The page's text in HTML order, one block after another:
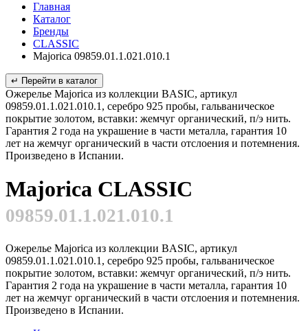
Главная
Каталог
Бренды
CLASSIC
Majorica 09859.01.1.021.010.1
↵ Перейти в каталог
Ожерелье Majorica из коллекции BASIC, артикул
09859.01.1.021.010.1, серебро 925 пробы, гальваническое
покрытие золотом, вставки: жемчуг органический, п/э нить.
Гарантия 2 года на украшение в части металла, гарантия 10
лет на жемчуг органический в части отслоения и потемнения.
Произведено в Испании.
Majorica CLASSIC
09859.01.1.021.010.1
Ожерелье Majorica из коллекции BASIC, артикул
09859.01.1.021.010.1, серебро 925 пробы, гальваническое
покрытие золотом, вставки: жемчуг органический, п/э нить.
Гарантия 2 года на украшение в части металла, гарантия 10
лет на жемчуг органический в части отслоения и потемнения.
Произведено в Испании.